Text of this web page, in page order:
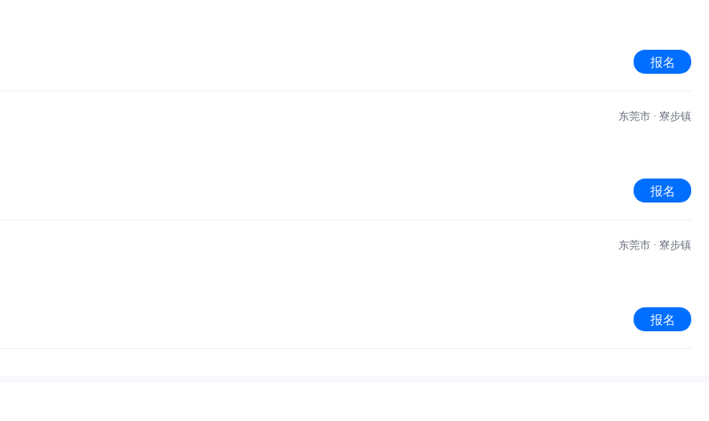
报名
东莞市 · 寮步镇
报名
东莞市 · 寮步镇
报名